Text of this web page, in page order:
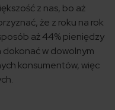
z nas, bo aż
że z roku na rok
aż 44% pieniędzy
w dowolnym
konsumentów, więc